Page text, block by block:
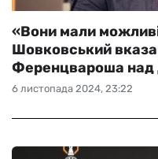
6 листопада 2024, 23:22
«Вони мали
Шовковський
Ференцвароша над